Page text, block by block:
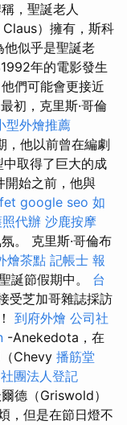
，聖誕老人
Claus）擁有，斯科
似乎是聖誕老
年的電影發生
們可能會更接近
最初，克里斯·哥倫
型外燴推薦
，他以前曾在編劇
中取得了巨大的成
開始之前，他與
google seo 如
代辦 沙鹿按摩
。 克里斯·哥倫布
燴茶點 記帳士 報
誕節假期中。 台
受芝加哥雜誌採訪
到府外燴 公司社
-Anekedota，在
Chevy 播筋堂
社團法人登記
德（Griswold）
，但是在節日燈不